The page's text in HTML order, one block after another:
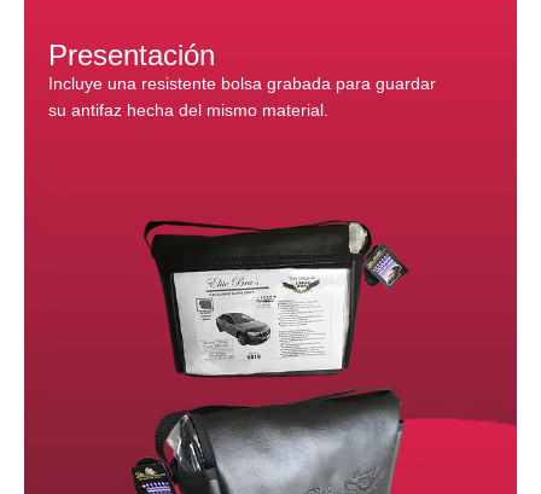
Presentación
Incluye una resistente bolsa grabada para guardar
su antifaz hecha del mismo material.